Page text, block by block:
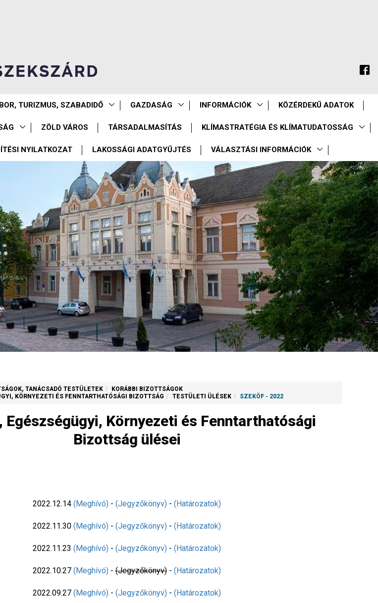
BOR, TURIZMUS, SZABADIDŐ GAZDASÁG INFORMÁCIÓK KÖZÉRDEKŰ ADATOK
ZÖLD VÁROS TÁRSADALMASÍTÁS KLÍMASTRATÉGIA ÉS KLÍMATUDATOSSÁG
NYILATKOZAT LAKOSSÁGI ADATGYŰJTÉS VÁLASZTÁSI INFORMÁCIÓK
TANÁCSADÓ TESTÜLETEK
KORÁBBI BIZOTTSÁGOK
KÖRNYEZETI ÉS FENNTARTHATÓSÁGI BIZOTTSÁG
TESTÜLETI ÜLÉSEK SZEKÖF - 2022
Egészségügyi, Környezeti és Fenntarthatósági
Bizottság ülései
2022.12.14 (Meghívó) - (Jegyzőkönyv) - (Határozatok)
2022.11.30 (Meghívó) - (Jegyzőkönyv) - (Határozatok)
2022.11.23 (Meghívó) - (Jegyzőkönyv) - (Határozatok)
2022.10.27 (Meghívó) - (Jegyzőkönyv) - (Határozatok)
2022.09.27 (Meghívó) - (Jegyzőkönyv) - (Határozatok)